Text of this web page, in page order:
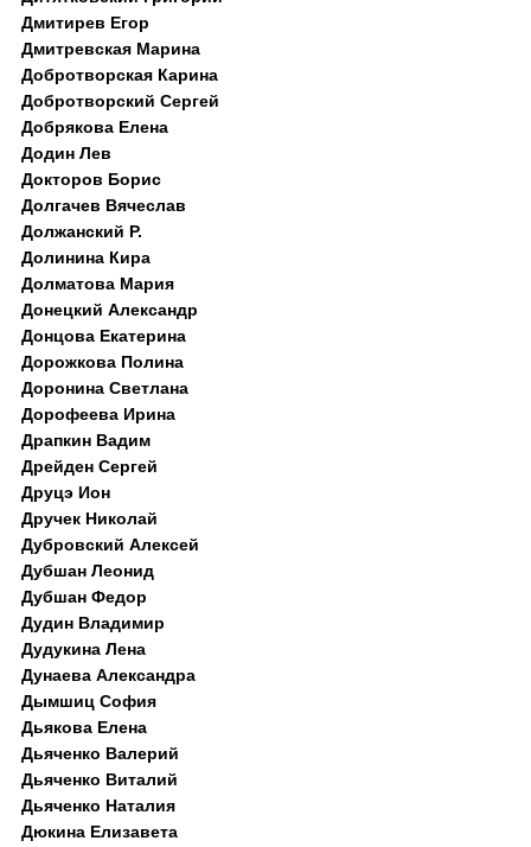
Дмитирев Егор
Дмитревская Марина
Добротворская Карина
Добротворский Сергей
Добрякова Елена
Додин Лев
Докторов Борис
Долгачев Вячеслав
Должанский Р.
Долинина Кира
Долматова Мария
Донецкий Александр
Донцова Екатерина
Дорожкова Полина
Доронина Светлана
Дорофеева Ирина
Драпкин Вадим
Дрейден Сергей
Друцэ Ион
Дручек Николай
Дубровский Алексей
Дубшан Леонид
Дубшан Федор
Дудин Владимир
Дудукина Лена
Дунаева Александра
Дымшиц София
Дьякова Елена
Дьяченко Валерий
Дьяченко Виталий
Дьяченко Наталия
Дюкина Елизавета